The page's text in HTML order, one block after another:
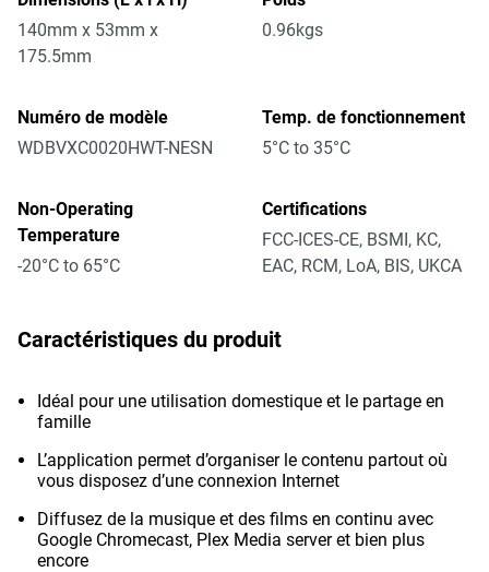
140mm x 53mm x
175.5mm
0.96kgs
Numéro de modèle
WDBVXC0020HWT-NESN
Temp. de fonctionnement
5°C to 35°C
Non-Operating
Temperature
-20°C to 65°C
Certifications
FCC-ICES-CE, BSMI, KC,
EAC, RCM, LoA, BIS, UKCA
Caractéristiques du produit
Idéal pour une utilisation domestique et le partage en
famille
L’application permet d’organiser le contenu partout où
vous disposez d’une connexion Internet
Diffusez de la musique et des films en continu avec
Google Chromecast, Plex Media server et bien plus
encore